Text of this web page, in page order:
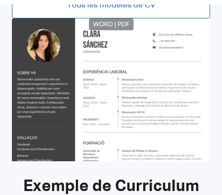
Tous les modèles de CV
Exemple de Curriculum